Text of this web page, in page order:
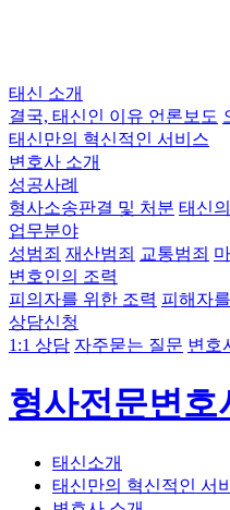
태신 소개
결국, 태신인 이유 언론보도
태신만의 혁신적인 서비스
변호사 소개
성공사례
형사소송판결 및 처분 태신
업무분야
성범죄 재산범죄 교통범죄
변호인의 조력
피의자를 위한 조력 피해자
상담신청
1:1 상담 자주묻는 질문 변호
형사전문변호
태신소개
태신만의 혁신적인 서